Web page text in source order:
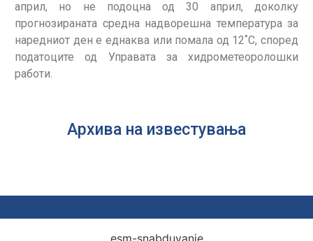
април, но не подоцна од 30 април, доколку
прогнозираната средна надворешна температура за
наредниот ден е еднаква или помала од 12˚С, според
податоците од Управата за хидрометеоролошки
работи.
Архива на известувања